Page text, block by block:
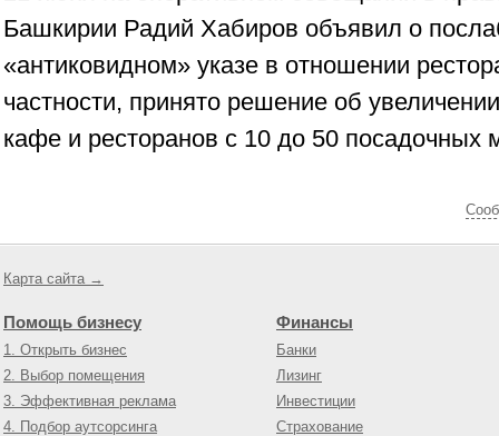
Башкирии Радий Хабиров объявил о
«антиковидном» указе в отношении
частности, принято решение об
кафе и ресторанов с 10 до 50 посадочных
Карта сайта →
Помощь бизнесу
1. Открыть бизнес
2. Выбор помещения
3. Эффективная реклама
4. Подбор аутсорсинга
Финансы
Банки
Лизинг
Инвестиции
Страхование